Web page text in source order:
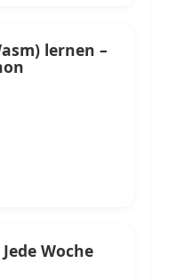
lernen –
Woche